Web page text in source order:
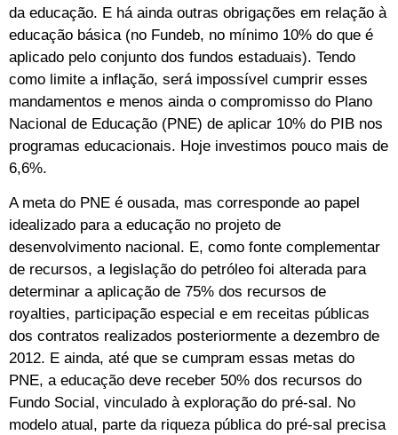
da educação. E há ainda outras obrigações em relação à
educação básica (no Fundeb, no mínimo 10% do que é
aplicado pelo conjunto dos fundos estaduais). Tendo
como limite a inflação, será impossível cumprir esses
mandamentos e menos ainda o compromisso do Plano
Nacional de Educação (PNE) de aplicar 10% do PIB nos
programas educacionais. Hoje investimos pouco mais de
6,6%.
A meta do PNE é ousada, mas corresponde ao papel
idealizado para a educação no projeto de
desenvolvimento nacional. E, como fonte complementar
de recursos, a legislação do petróleo foi alterada para
determinar a aplicação de 75% dos recursos de
royalties, participação especial e em receitas públicas
dos contratos realizados posteriormente a dezembro de
2012. E ainda, até que se cumpram essas metas do
PNE, a educação deve receber 50% dos recursos do
Fundo Social, vinculado à exploração do pré-sal. No
modelo atual, parte da riqueza pública do pré-sal precisa